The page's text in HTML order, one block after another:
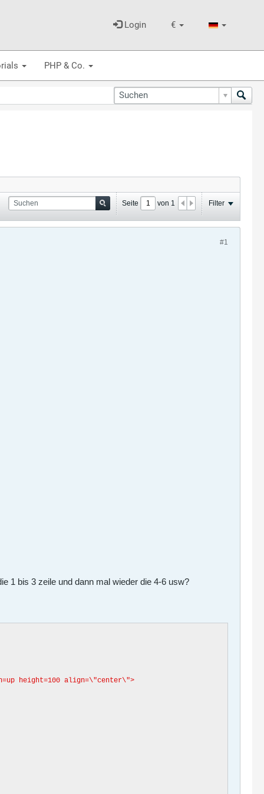
€
Login
PHP & Co.
Seite von 1 Filter
#1
1 bis 3 zeile und dann mal wieder die 4-6 usw?
height=100 align=\"center\">